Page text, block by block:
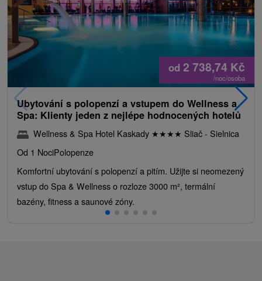
od 2 738,74 Kč
/noc/osoba
Ubytování s polopenzí a vstupem do Wellness a
Spa: Klienty jeden z nejlépe hodnocených hotelů
Wellness & Spa Hotel Kaskady ★★★★ Sliač - Sielnica
Od 1 NociPolopenze
Komfortní ubytování s polopenzí a pitím. Užijte si neomezený
vstup do Spa & Wellness o rozloze 3000 m², termální
bazény, fitness a saunové zóny.